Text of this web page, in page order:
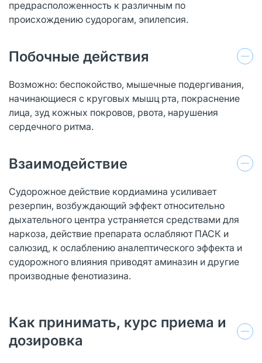
предрасположенность к различным по
происхождению судорогам, эпилепсия.
Побочные действия
Возможно: беспокойство, мышечные подергивания,
начинающиеся с круговых мышц рта, покраснение
лица, зуд кожных покровов, рвота, нарушения
сердечного ритма.
Взаимодействие
Судорожное действие кордиамина усиливает
резерпин, возбуждающий эффект относительно
дыхательного центра устраняется средствами для
наркоза, действие препарата ослабляют ПАСК и
салюзид, к ослаблению аналептического эффекта и
судорожного влияния приводят аминазин и другие
производные фенотиазина.
Как принимать, курс приема и
дозировка